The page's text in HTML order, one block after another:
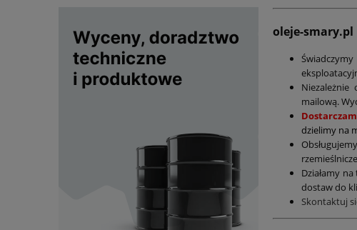
oleje-smary.pl
Świadczymy
mailową.
dzielimy na
Działamy
dostaw do
Skontaktuj